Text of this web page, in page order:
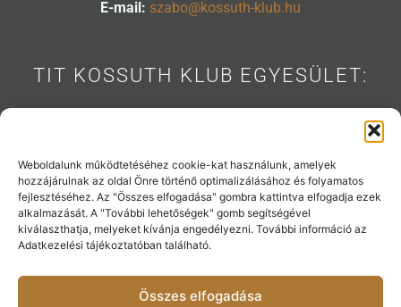
Weboldalunk működtetéséhez cookie-kat használunk, amelyek
hozzájárulnak az oldal Önre történő optimalizálásához és folyamatos
fejlesztéséhez. Az "Összes elfogadása" gombra kattintva elfogadja ezek
alkalmazását. A "További lehetőségek" gomb segítségével
kiválaszthatja, melyeket kívánja engedélyezni. További információ az
Adatkezelési tájékoztatóban található.
Összes elfogadása
E-mail: szabo@kossuth-klub.hu
TIT KOSSUTH KLUB EGYESÜLET:
E-mail: info@kossuth-klub.hu
Támogatóink: